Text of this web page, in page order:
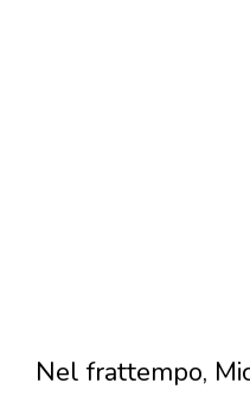
Nel frattempo,